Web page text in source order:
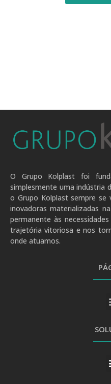
O Grupo Kolplast foi
simplesmente uma indústria
o Grupo Kolplast sempre se
inovadoras materializadas
permanente às
trajetória vitoriosa e nos
onde atuamos.